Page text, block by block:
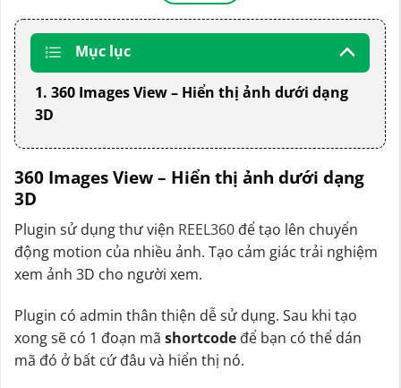
Mục lục
1. 360 Images View – Hiển thị ảnh dưới dạng
3D
360 Images View – Hiển thị ảnh dưới dạng
3D
Plugin sử dụng thư viện REEL360 để tạo lên chuyển
động motion của nhiều ảnh. Tạo cảm giác trải nghiệm
xem ảnh 3D cho người xem.
Plugin có admin thân thiện dễ sử dụng. Sau khi tạo
xong sẽ có 1 đoạn mã shortcode để bạn có thể dán
mã đó ở bất cứ đâu và hiển thị nó.